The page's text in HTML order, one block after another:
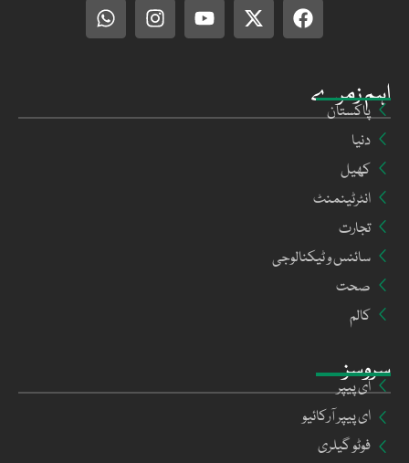
سروسز
ای پیپر
ای پیپر آرکائیو
فوٹو گیلری
اہم زمرے
پاکستان
دنیا
کھیل
انٹرٹینمنٹ
تجارت
سائنس و ٹیکنالوجی
صحت
کالم